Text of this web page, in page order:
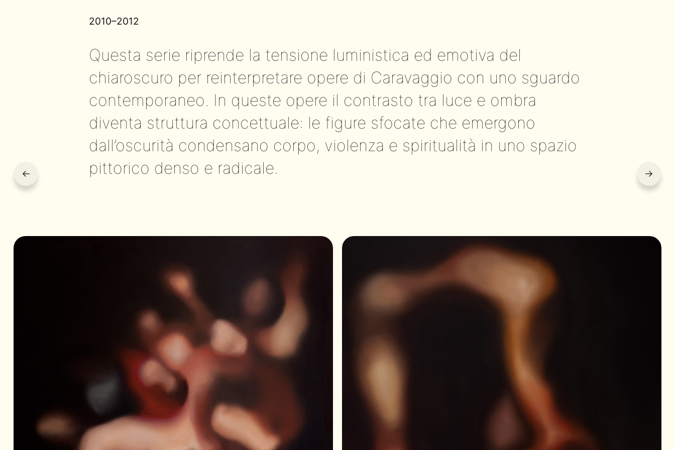
2010–2012
Questa serie riprende la tensione luministica ed emotiva del
chiaroscuro per reinterpretare opere di Caravaggio con uno sguardo
contemporaneo. In queste opere il contrasto tra luce e ombra
diventa struttura concettuale: le figure sfocate che emergono
dall’oscurità condensano corpo, violenza e spiritualità in uno spazio
pittorico denso e radicale.
← →